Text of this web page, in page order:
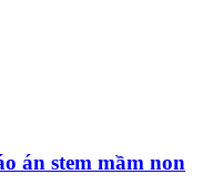
án stem mầm non